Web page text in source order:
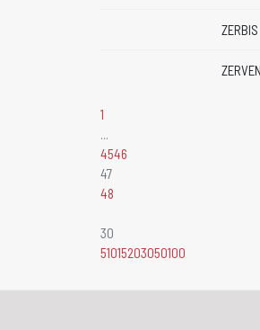
ZERBIS
1
...
4546
47
48
30
51015203050100